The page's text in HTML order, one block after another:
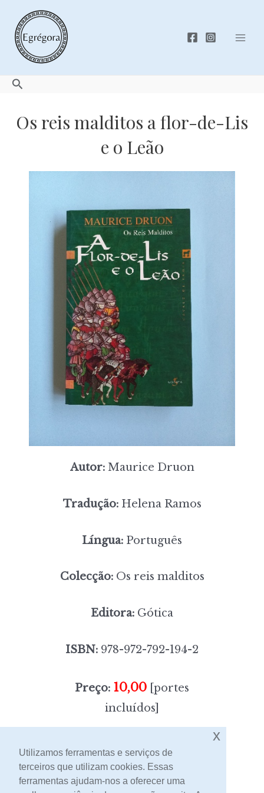
content
Search
Os reis malditos a flor-de-Lis
e o Leão
Autor:Maurice Druon
Tradução:Helena Ramos
Língua: Português
Colecção:Os reis malditos
Editora: Gótica
ISBN: 978-972-792-194-2
Preço: 10,00 [portes
incluídos]
Sem stock
Utilizamos ferramentas e serviços de
terceiros que utilizam cookies. Essas
ferramentas ajudam-nos a oferecer uma
x